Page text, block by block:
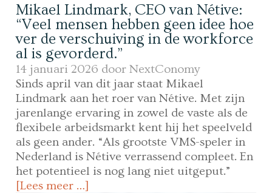
Mikael Lindmark, CEO van Nétive:
“Veel mensen hebben geen idee hoe
ver de verschuiving in de workforce
al is gevorderd.”
14 januari 2026 doorNextConomy
Sinds april van dit jaar staat Mikael
Lindmark aan het roer van Nétive. Met zijn
jarenlange ervaring in zowel de vaste als de
flexibele arbeidsmarkt kent hij het speelveld
als geen ander. “Als grootste VMS-speler in
Nederland is Nétive verrassend compleet. En
het potentieel is nog lang niet uitgeput.”
[Lees meer …]